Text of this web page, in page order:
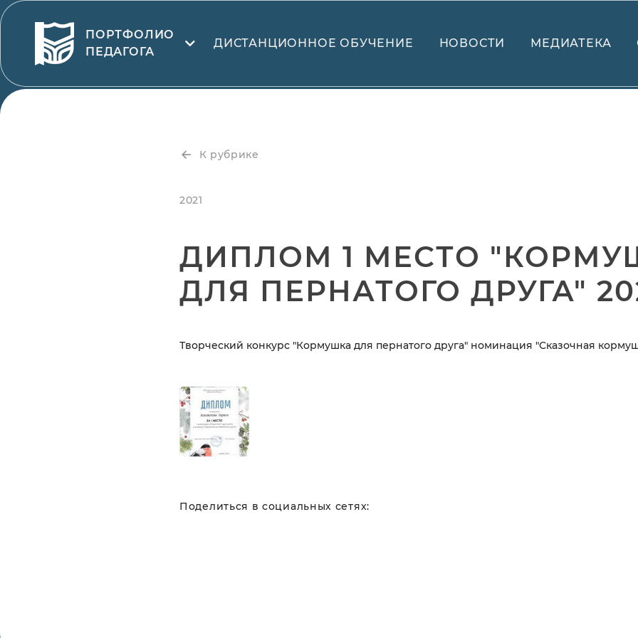
ПОРТФОЛИО
ПЕДАГОГА
ДИСТАНЦИОННОЕ ОБУЧЕНИЕ НОВОСТИ МЕДИАТЕКА
К рубрике
2021
ДИПЛОМ 1 МЕСТО
ДЛЯ ПЕРНАТОГО ДРУГА"
Творческий конкурс "Кормушка для пернатого друга" номинация "Сказочная
Поделиться в социальных сетях: